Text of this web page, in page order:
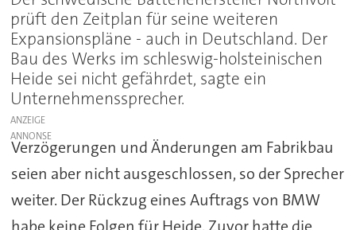
prüft den Zeitplan für seine weiteren
Expansionspläne - auch in Deutschland. Der
Bau des Werks im schleswig-holsteinischen
Heide sei nicht gefährdet, sagte ein
Unternehmenssprecher.
ANZEIGE
Verzögerungen und Änderungen am Fabrikbau
seien aber nicht ausgeschlossen, so der Sprecher
weiter. Der Rückzug eines Auftrags von BMW